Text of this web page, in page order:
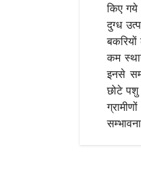
किए गये
दुग्ध
कम
इनसे
छोटे पशु